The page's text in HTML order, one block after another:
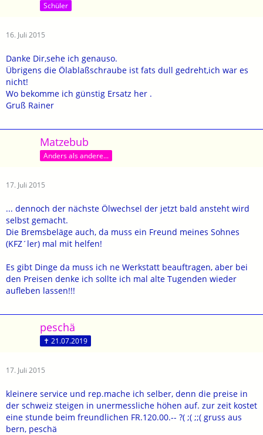
Schüler
16. Juli 2015
Danke Dir,sehe ich genauso.
Übrigens die Ölablaßschraube ist fats dull gedreht,ich war es
nicht!
Wo bekomme ich günstig Ersatz her .
Gruß Rainer
Matzebub
Anders als andere...
17. Juli 2015
... dennoch der nächste Ölwechsel der jetzt bald ansteht wird
selbst gemacht.
Die Bremsbeläge auch, da muss ein Freund meines Sohnes
(KFZ´ler) mal mit helfen!
Es gibt Dinge da muss ich ne Werkstatt beauftragen, aber bei
den Preisen denke ich sollte ich mal alte Tugenden wieder
aufleben lassen!!!
peschä
✝ 21.07.2019
17. Juli 2015
kleinere service und rep.mache ich selber, denn die preise in
der schweiz steigen in unermessliche höhen auf. zur zeit kostet
eine stunde beim freundlichen FR.120.00.-- ?( ;( ;;( gruss aus
bern, peschä